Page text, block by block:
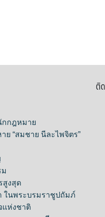
กกฎหมาย
“สมชาย นีละไพจิตร”
ม
สูงสุด
ในพระบรมราชูปถัมภ์
แห่งชาติ
ติ